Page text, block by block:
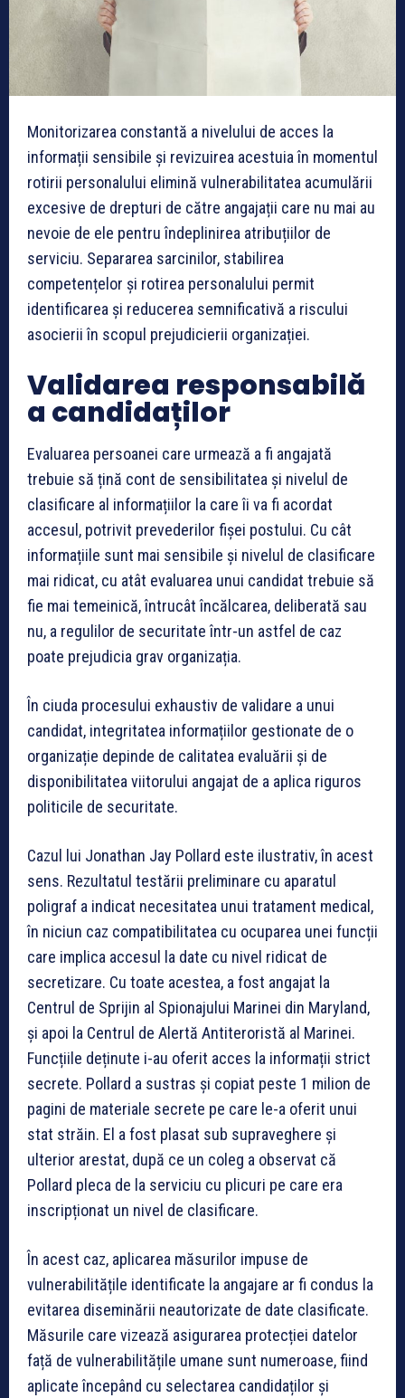
Monitorizarea constantă a nivelului de acces la
informații sensibile și revizuirea acestuia în momentul
rotirii personalului elimină vulnerabilitatea acumulării
excesive de drepturi de către angajații care nu mai au
nevoie de ele pentru îndeplinirea atribuțiilor de
serviciu. Separarea sarcinilor, stabilirea
competențelor și rotirea personalului permit
identificarea și reducerea semnificativă a riscului
asocierii în scopul prejudicierii organizației.
Validarea responsabilă
a candidaților
Evaluarea persoanei care urmează a fi angajată
trebuie să țină cont de sensibilitatea și nivelul de
clasificare al informațiilor la care îi va fi acordat
accesul, potrivit prevederilor fișei postului. Cu cât
informațiile sunt mai sensibile și nivelul de clasificare
mai ridicat, cu atât evaluarea unui candidat trebuie să
fie mai temeinică, întrucât încălcarea, deliberată sau
nu, a regulilor de securitate într-un astfel de caz
poate prejudicia grav organizația.
În ciuda procesului exhaustiv de validare a unui
candidat, integritatea informațiilor gestionate de o
organizație depinde de calitatea evaluării și de
disponibilitatea viitorului angajat de a aplica riguros
politicile de securitate.
Cazul lui Jonathan Jay Pollard este ilustrativ, în acest
sens. Rezultatul testării preliminare cu aparatul
poligraf a indicat necesitatea unui tratament medical,
în niciun caz compatibilitatea cu ocuparea unei funcții
care implica accesul la date cu nivel ridicat de
secretizare. Cu toate acestea, a fost angajat la
Centrul de Sprijin al Spionajului Marinei din Maryland,
și apoi la Centrul de Alertă Antiteroristă al Marinei.
Funcțiile deținute i-au oferit acces la informații strict
secrete. Pollard a sustras și copiat peste 1 milion de
pagini de materiale secrete pe care le-a oferit unui
stat străin. El a fost plasat sub supraveghere și
ulterior arestat, după ce un coleg a observat că
Pollard pleca de la serviciu cu plicuri pe care era
inscripționat un nivel de clasificare.
În acest caz, aplicarea măsurilor impuse de
vulnerabilitățile identificate la angajare ar fi condus la
evitarea diseminării neautorizate de date clasificate.
Măsurile care vizează asigurarea protecției datelor
față de vulnerabilitățile umane sunt numeroase, fiind
aplicate începând cu selectarea candidaților și